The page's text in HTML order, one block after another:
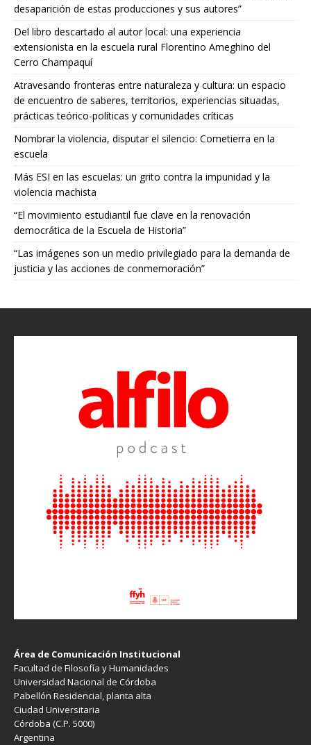
desaparición de estas producciones y sus autores”
Del libro descartado al autor local: una experiencia
extensionista en la escuela rural Florentino Ameghino del
Cerro Champaquí
Atravesando fronteras entre naturaleza y cultura: un espacio
de encuentro de saberes, territorios, experiencias situadas,
prácticas teórico-políticas y comunidades críticas
Nombrar la violencia, disputar el silencio: Cometierra en la
escuela
Más ESI en las escuelas: un grito contra la impunidad y la
violencia machista
“El movimiento estudiantil fue clave en la renovación
democrática de la Escuela de Historia”
“Las imágenes son un medio privilegiado para la demanda de
justicia y las acciones de conmemoración”
Área de Comunicación Institucional
Facultad de Filosofía y Humanidades
Universidad Nacional de Córdoba
Pabellón Residencial, planta alta
Ciudad Universitaria
Córdoba (C.P. 5000)
Argentina